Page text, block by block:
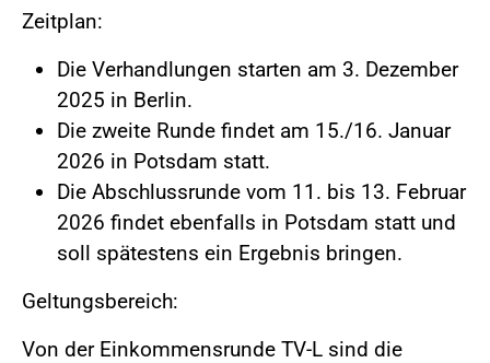
Zeitplan:
Die Verhandlungen starten am 3. Dezember
2025 in Berlin.
Die zweite Runde findet am 15./16. Januar
2026 in Potsdam statt.
Die Abschlussrunde vom 11. bis 13. Februar
2026 findet ebenfalls in Potsdam statt und
soll spätestens ein Ergebnis bringen.
Geltungsbereich:
Von der Einkommensrunde TV-L sind die